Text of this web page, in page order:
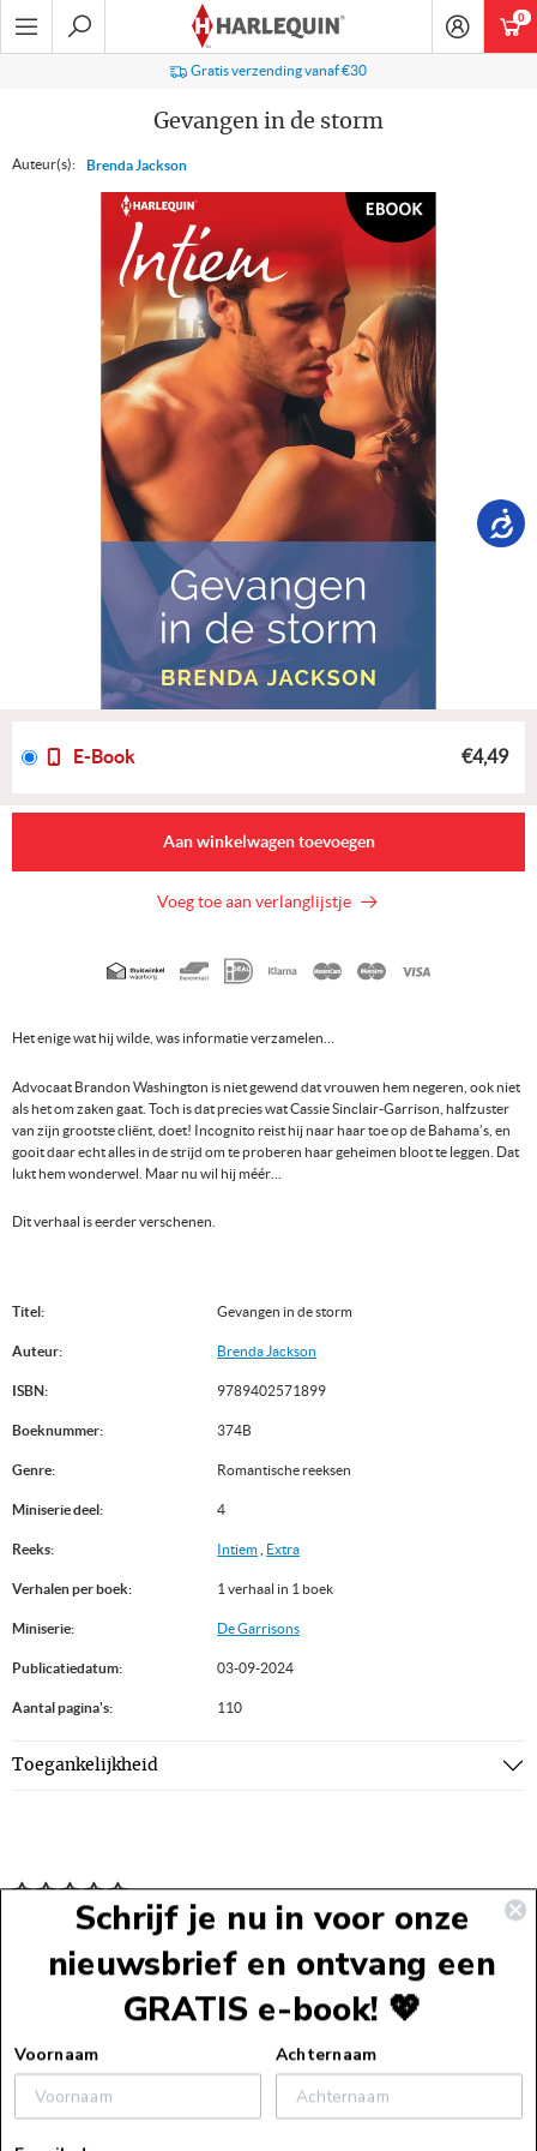
Ga
naar
Gratis verzending vanaf €30
Gevangen in de storm
Auteur(s): Brenda Jackson
Het enige wat hij wilde, was informatie verzamelen…
Advocaat Brandon Washington is niet gewend dat vrouwen hem negeren, ook niet
als het om zaken gaat. Toch is dat precies wat Cassie Sinclair-Garrison, halfzuster
van zijn grootste cliënt, doet! Incognito reist hij naar haar toe op de Bahama’s, en
gooit daar echt alles in de strijd om te proberen haar geheimen bloot te leggen. Dat
lukt hem wonderwel. Maar nu wil hij méér…
Dit verhaal is eerder verschenen.
Titel: Gevangen in de storm
Auteur: Brenda Jackson
ISBN: 9789402571899
Boeknummer: 374B
Genre: Romantische reeksen
Miniserie deel: 4
Reeks: Intiem Extra
Verhalen per boek: 1 verhaal in 1 boek
Miniserie: De Garrisons
Publicatiedatum: 03-09-2024
Aantal pagina's: 110
Toegankelijkheid
E-Book €4,49
Aan winkelwagen toevoegen
Voeg toe aan verlanglijstje
Geaccepteerde
0
Schrijf je nu in voor onze
nieuwsbrief en ontvang een
GRATIS e-book! 💖
Voornaam Achternaam